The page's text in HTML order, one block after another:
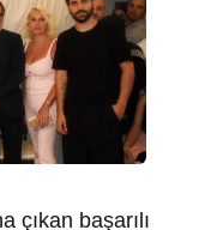
çıkan başarılı